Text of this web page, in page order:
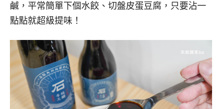
鹹，平常簡單下個水餃、切盤皮蛋豆腐，只要沾一
點點就超級提味！